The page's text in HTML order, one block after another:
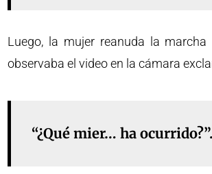
Luego, la mujer reanuda la
observaba el video en la cámara
“¿Qué mier… ha ocurrido?”.